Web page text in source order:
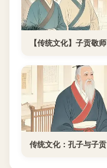
【传统文化】子贡敬师
传统文化：孔子与子贡